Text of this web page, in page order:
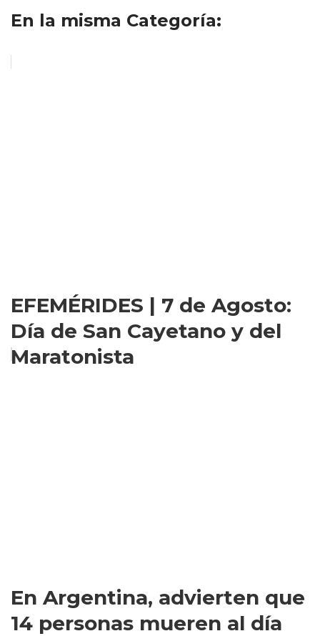
En la misma Categoría:
EFEMÉRIDES | 7 de Agosto:
Día de San Cayetano y del
Maratonista
En Argentina, advierten que
14 personas mueren al día